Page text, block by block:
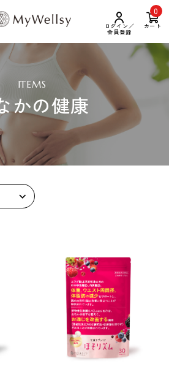
ログイン／
会員登録
0
カート
ITEMS
かの健康